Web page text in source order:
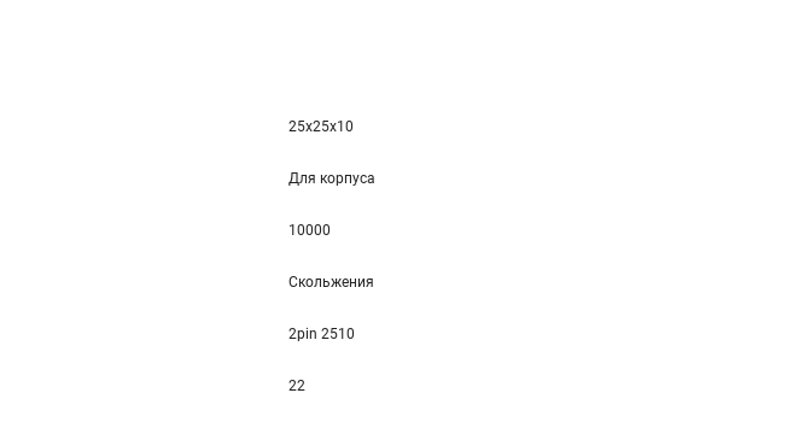
25x25x10
Для корпуса
10000
Скольжения
2pin 2510
22